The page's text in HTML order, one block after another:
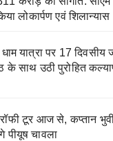
लोकार्पण एवं शिलान्यास
धाम यात्रा पर 17
साथ उठी पुरोहित
टूर आज से, कप्तान
पीयूष चावला